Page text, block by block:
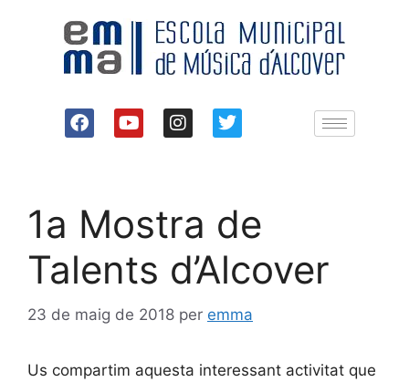
1a Mostra de
Talents d’Alcover
23 de maig de 2018 per emma
Us compartim aquesta interessant activitat que